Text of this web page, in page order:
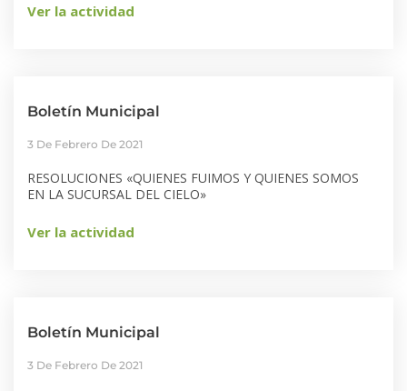
Ver la actividad
Boletín Municipal
3 De Febrero De 2021
RESOLUCIONES «QUIENES FUIMOS Y QUIENES SOMOS
EN LA SUCURSAL DEL CIELO»
Ver la actividad
Boletín Municipal
3 De Febrero De 2021